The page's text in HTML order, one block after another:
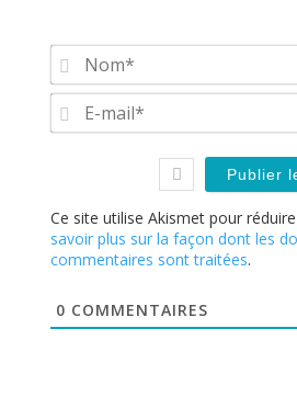
Ce site utilise Akismet pour
savoir plus sur la façon dont les
commentaires sont traitées.
0 COMMENTAIRES